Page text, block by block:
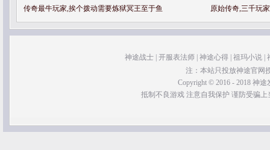
传奇最牛玩家,挨个拨动需要炼狱冥王至于鱼
原始传奇,三千玩
神途战士 开服表法师 神途心得 祖玛小说
注：本站只投放神途官网
Copyright © 2016 - 2018 神途
抵制不良游戏 注意自我保护 谨防受骗